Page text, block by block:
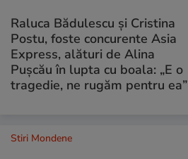
Raluca Bădulescu și Cristina
Postu, foste concurente Asia
Express, alături de Alina
Pușcău în lupta cu boala: „E o
tragedie, ne rugăm pentru ea”
Stiri Mondene